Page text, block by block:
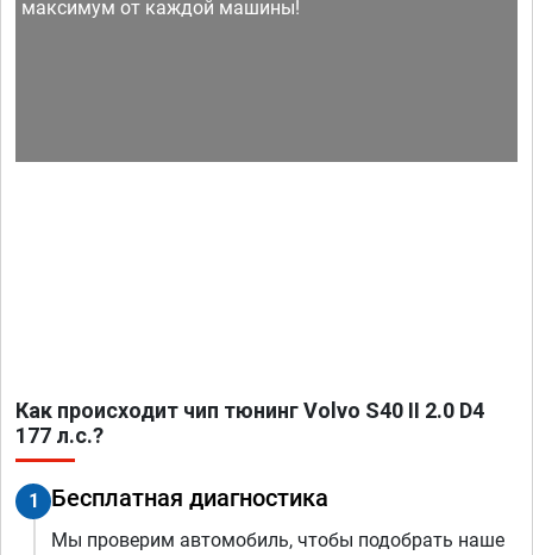
максимум от каждой машины!
Как происходит чип тюнинг Volvo S40 II 2.0 D4
177 л.с.?
1 Бесплатная диагностика
Мы проверим автомобиль, чтобы подобрать наше